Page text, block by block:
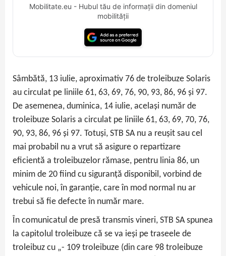
Mobilitate.eu - Hubul tău de informații din domeniul
mobilității
Sâmbătă, 13 iulie, aproximativ 76 de troleibuze Solaris
au circulat pe liniile 61, 63, 69, 76, 90, 93, 86, 96 și 97.
De asemenea, duminica, 14 iulie, același număr de
troleibuze Solaris a circulat pe liniile 61, 63, 69, 70, 76,
90, 93, 86, 96 și 97. Totuși, STB SA nu a reușit sau cel
mai probabil nu a vrut să asigure o repartizare
eficientă a troleibuzelor rămase, pentru linia 86, un
minim de 20 fiind cu siguranță disponibil, vorbind de
vehicule noi, în garanție, care în mod normal nu ar
trebui să fie defecte în număr mare.
În comunicatul de presă transmis vineri, STB SA spunea
la capitolul troleibuze că se va ieși pe traseele de
troleibuz cu „- 109 troleibuze (din care 98 troleibuze